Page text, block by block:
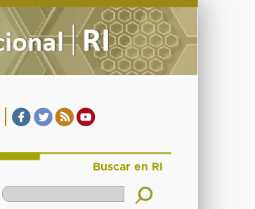
Buscar en RI